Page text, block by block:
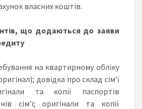
власних коштів.
що додаються до заяви
на квартирному обліку
довідка про склад сім’ї
та копії паспортів
сім’ї; оригінали та копії